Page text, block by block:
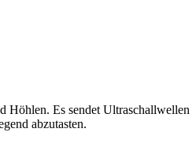
Höhlen. Es sendet Ultraschallwellen
abzutasten.